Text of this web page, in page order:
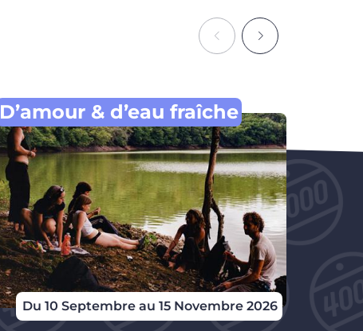
Du 10 Septembre au 15 Novembre 2026
D’amour & d’eau fraîche